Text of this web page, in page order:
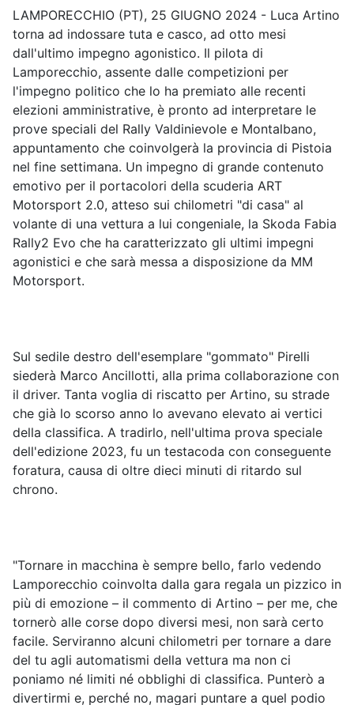
LAMPORECCHIO (PT), 25 GIUGNO 2024 - Luca Artino
torna ad indossare tuta e casco, ad otto mesi
dall'ultimo impegno agonistico. Il pilota di
Lamporecchio, assente dalle competizioni per
l'impegno politico che lo ha premiato alle recenti
elezioni amministrative, è pronto ad interpretare le
prove speciali del Rally Valdinievole e Montalbano,
appuntamento che coinvolgerà la provincia di Pistoia
nel fine settimana. Un impegno di grande contenuto
emotivo per il portacolori della scuderia ART
Motorsport 2.0, atteso sui chilometri "di casa" al
volante di una vettura a lui congeniale, la Skoda Fabia
Rally2 Evo che ha caratterizzato gli ultimi impegni
agonistici e che sarà messa a disposizione da MM
Motorsport.
Sul sedile destro dell'esemplare "gommato" Pirelli
siederà Marco Ancillotti, alla prima collaborazione con
il driver. Tanta voglia di riscatto per Artino, su strade
che già lo scorso anno lo avevano elevato ai vertici
della classifica. A tradirlo, nell'ultima prova speciale
dell'edizione 2023, fu un testacoda con conseguente
foratura, causa di oltre dieci minuti di ritardo sul
chrono.
"Tornare in macchina è sempre bello, farlo vedendo
Lamporecchio coinvolta dalla gara regala un pizzico in
più di emozione – il commento di Artino – per me, che
tornerò alle corse dopo diversi mesi, non sarà certo
facile. Serviranno alcuni chilometri per tornare a dare
del tu agli automatismi della vettura ma non ci
poniamo né limiti né obblighi di classifica. Punterò a
divertirmi e, perché no, magari puntare a quel podio